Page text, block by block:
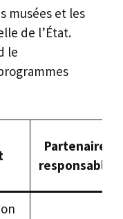
musées et les
de l’État.
le
Partenaire
responsable